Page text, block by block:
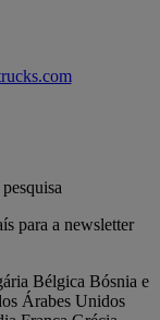
para a newsletter
Bélgica Bósnia e
Árabes Unidos